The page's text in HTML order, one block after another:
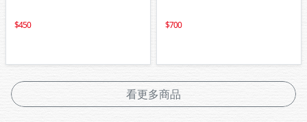
450 700
看更多商品